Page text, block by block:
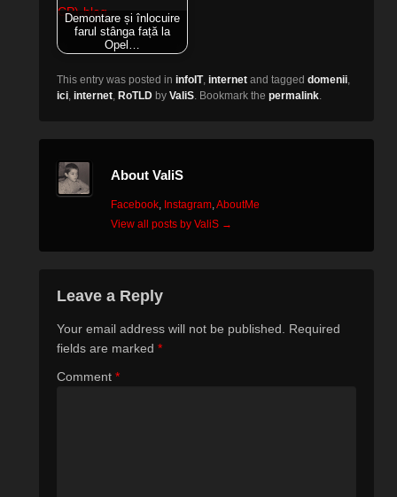
Demontare și înlocuire
farul stânga față la
Opel…
This entry was posted in infoIT, internet and tagged domenii,
ici, internet, RoTLD by ValiS. Bookmark the permalink.
About ValiS
Facebook, Instagram,AboutMe
View all posts by ValiS →
Leave a Reply
Your email address will not be published.
Required
fields are marked *
Comment *